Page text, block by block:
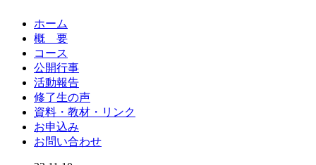
ホーム
概 要
コース
公開行事
活動報告
修了生の声
資料・教材・リンク
お申込み
お問い合わせ